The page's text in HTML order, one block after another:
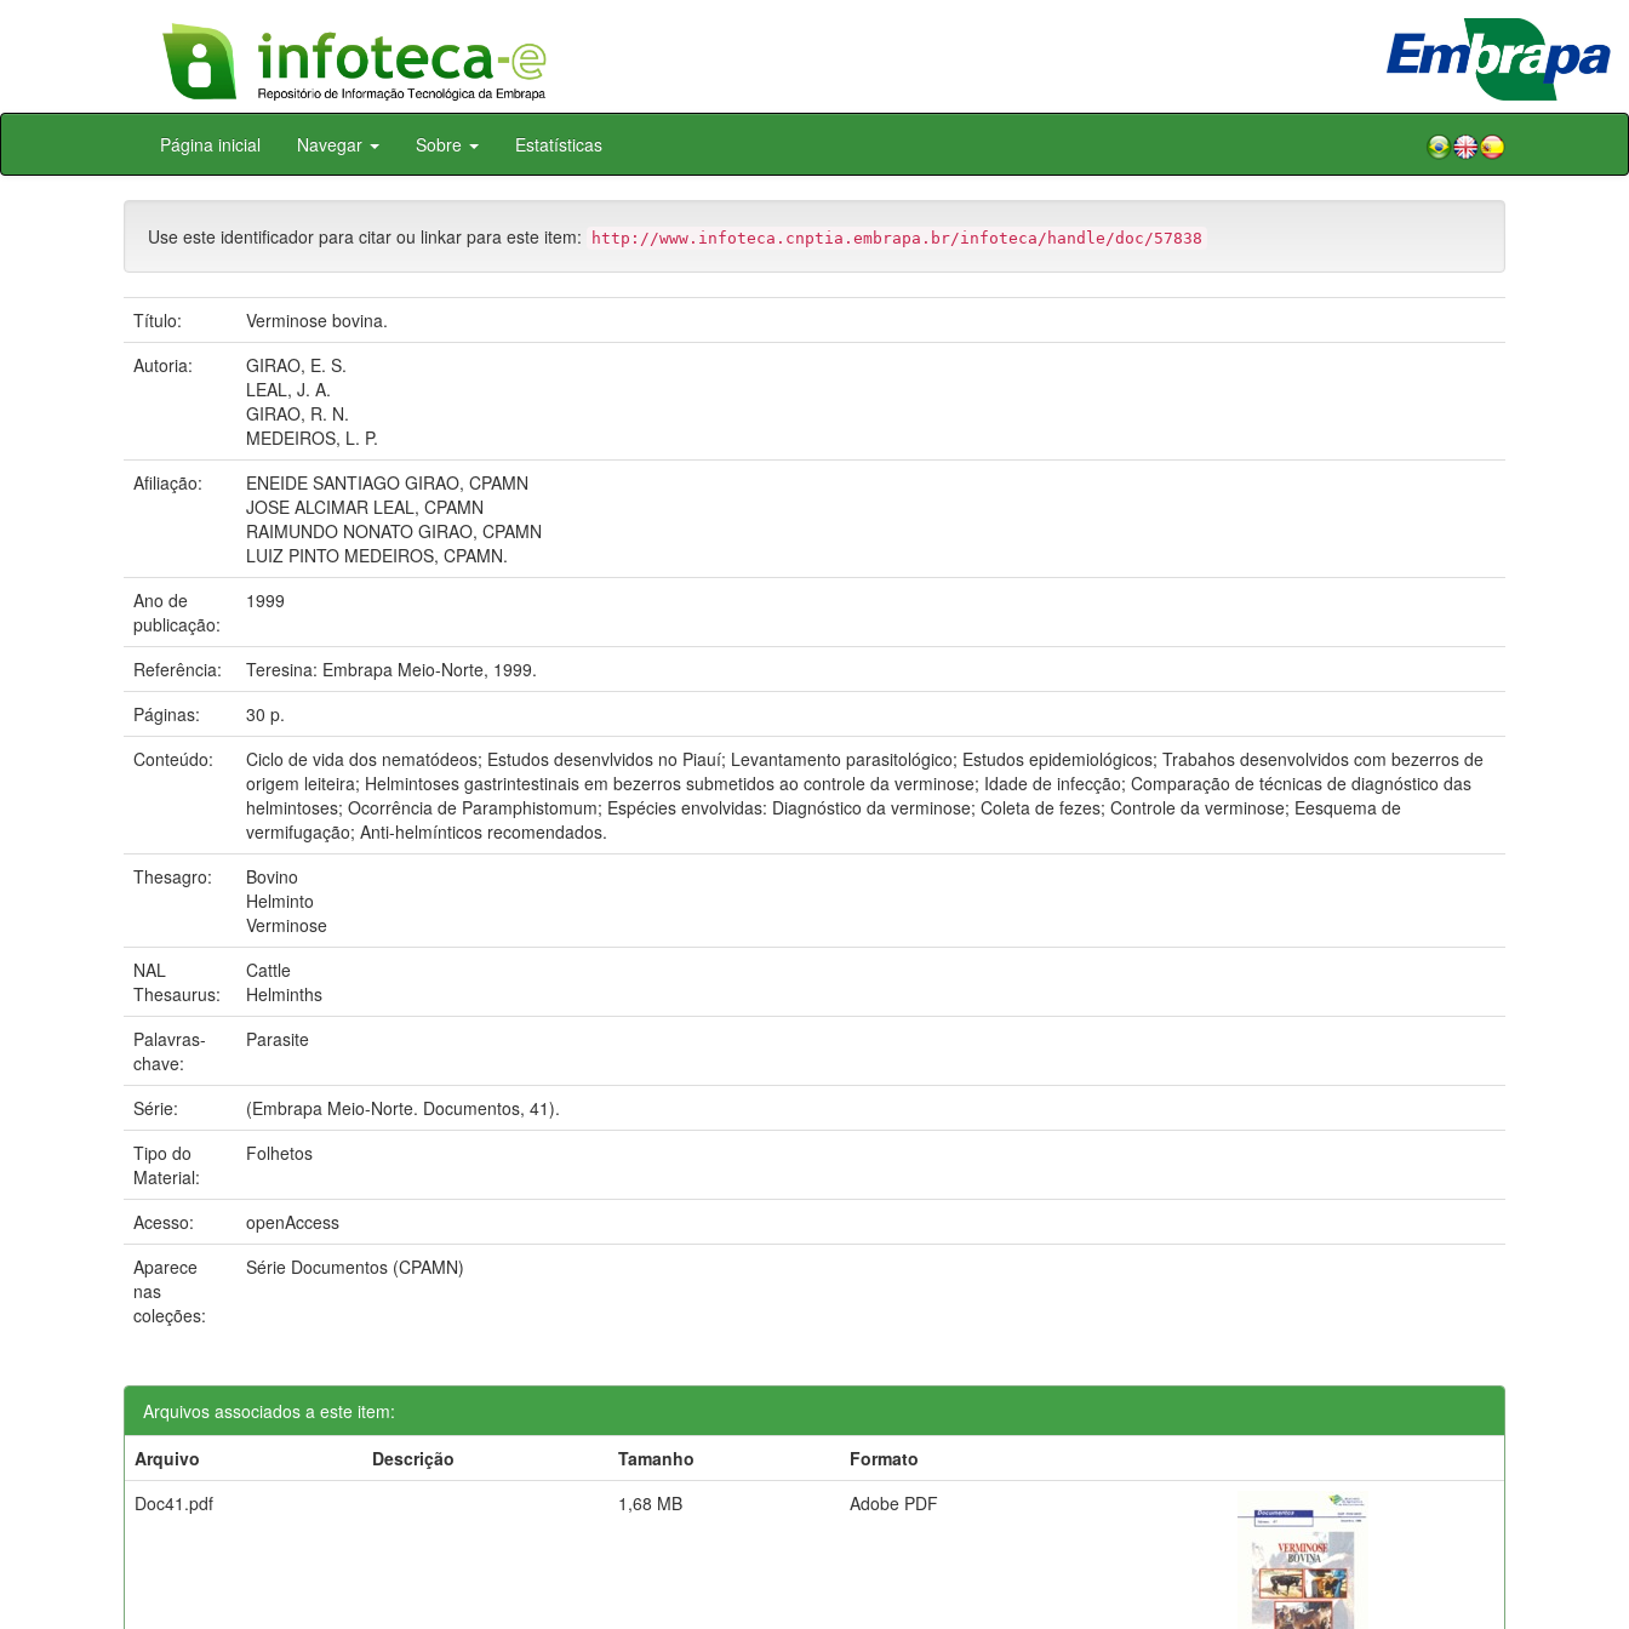
Skip
Página inicial Navegar Sobre Estatísticas
Use este identificador para citar ou linkar para este item: http://www.infoteca.cnptia.embrapa.br/infoteca/handle/doc/57838
Título:
Verminose bovina.
Autoria:
GIRAO, E. S.
LEAL, J. A.
GIRAO, R. N.
MEDEIROS, L. P.
Afiliação:
ENEIDE SANTIAGO GIRAO, CPAMN
JOSE ALCIMAR LEAL, CPAMN
RAIMUNDO NONATO GIRAO, CPAMN
LUIZ PINTO MEDEIROS, CPAMN.
Ano de
publicação:
1999
Referência:
Teresina: Embrapa Meio-Norte, 1999.
Páginas:
30 p.
Conteúdo:
Ciclo de vida dos nematódeos; Estudos desenvlvidos no Piauí; Levantamento parasitológico; Estudos epidemiológicos; Trabahos desenvolvidos com bezerros de
origem leiteira; Helmintoses gastrintestinais em bezerros submetidos ao controle da verminose; Idade de infecção; Comparação de técnicas de diagnóstico das
helmintoses; Ocorrência de Paramphistomum; Espécies envolvidas: Diagnóstico da verminose; Coleta de fezes; Controle da verminose; Eesquema de
vermifugação; Anti-helmínticos recomendados.
Thesagro:
Bovino
Helminto
Verminose
NAL
Thesaurus:
Cattle
Helminths
Palavras-
chave:
Parasite
Série:
(Embrapa Meio-Norte. Documentos, 41).
Tipo do
Material:
Folhetos
Acesso:
openAccess
Aparece
nas
coleções:
Série Documentos (CPAMN)
Arquivos associados a este item:
Arquivo
Descrição Tamanho
Formato
Doc41.pdf
1,68 MB Adobe PDF